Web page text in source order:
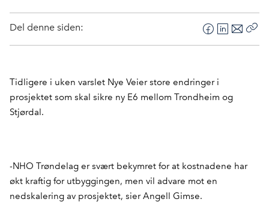
Del denne siden:
F
a
e
L
i
k
E
-
Tidligere i uken varslet Nye Veier store endringer i
prosjektet som skal sikre ny E6 mellom Trondheim og
Stjørdal.
-NHO Trøndelag er svært bekymret for at kostnadene har
økt kraftig for utbyggingen, men vil advare mot en
nedskalering av prosjektet, sier Angell Gimse.